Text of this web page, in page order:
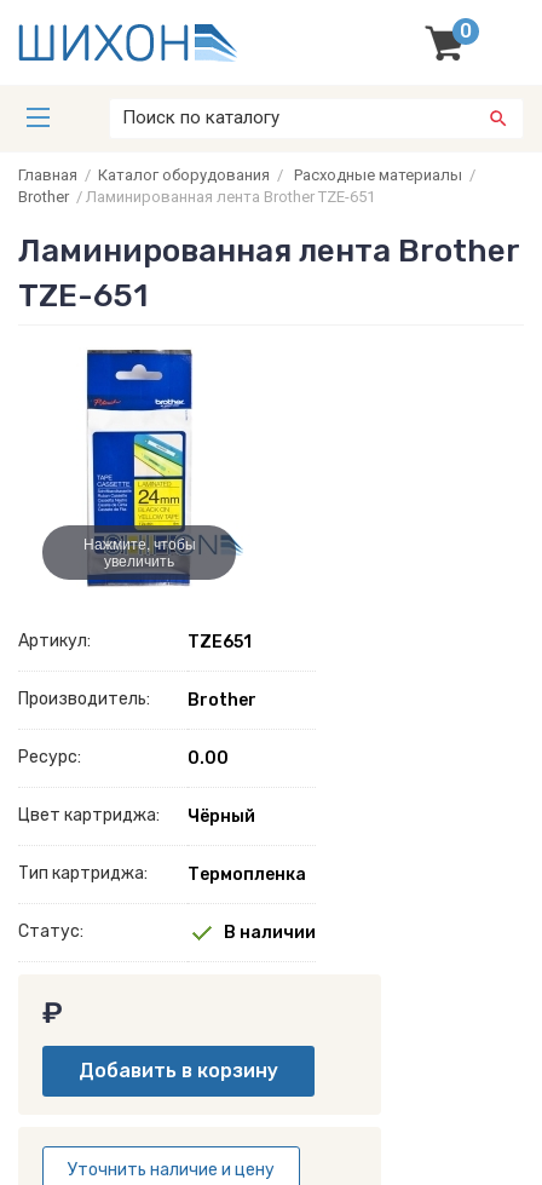
0
Главная / Каталог оборудования / Расходные материалы /
Brother/ Ламинированная лента Brother TZE-651
Ламинированная лента Brother
TZE-651
Нажмите, чтобы
увеличить
Артикул: TZE651
Производитель: Brother
Ресурс: 0.00
Цвет картриджа: Чёрный
Тип картриджа: Термопленка
Статус: В наличии
₽
Уточнить наличие и цену